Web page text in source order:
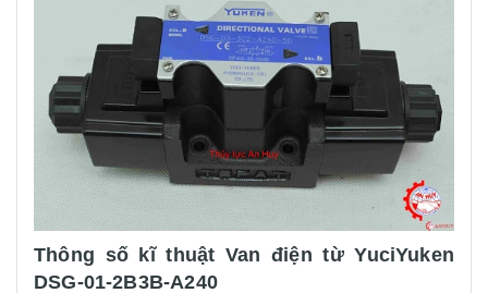
Thông số kĩ thuật Van điện từ YuciYuken
DSG-01-2B3B-A240